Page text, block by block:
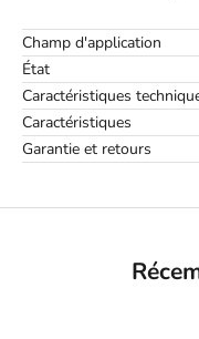
Champ d'application
État
Caractéristiques
Caractéristiques
Garantie et retours